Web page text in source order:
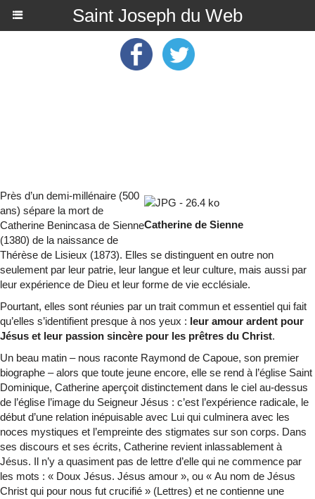
Saint Joseph du Web
Catherine de Sienne
Près d’un demi-millénaire (500
ans) sépare la mort de
Catherine Benincasa de Sienne
(1380) de la naissance de
Thérèse de Lisieux (1873). Elles se distinguent en outre non
seulement par leur patrie, leur langue et leur culture, mais aussi par
leur expérience de Dieu et leur forme de vie ecclésiale.
Pourtant, elles sont réunies par un trait commun et essentiel qui fait
qu’elles s’identifient presque à nos yeux : leur amour ardent pour
Jésus et leur passion sincère pour les prêtres du Christ.
Un beau matin – nous raconte Raymond de Capoue, son premier
biographe – alors que toute jeune encore, elle se rend à l’église Saint
Dominique, Catherine aperçoit distinctement dans le ciel au-dessus
de l’église l’image du Seigneur Jésus : c’est l’expérience radicale, le
début d’une relation inépuisable avec Lui qui culminera avec les
noces mystiques et l’empreinte des stigmates sur son corps. Dans
ses discours et ses écrits, Catherine revient inlassablement à
Jésus. Il n’y a quasiment pas de lettre d’elle qui ne commence par
les mots : « Doux Jésus. Jésus amour », ou « Au nom de Jésus
Christ qui pour nous fut crucifié » (Lettres) et ne contienne une